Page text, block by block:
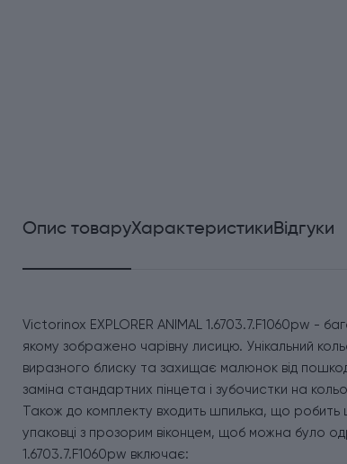
Опис товаруХарактеристикиВідгуки
Victorinox EXPLORER ANIMAL 1.6703.7.F1060pw -
якому зображено чарівну лисицю. Унікальний
виразного блиску та захищає малюнок від
заміна стандартних пінцета і зубочистки на
Також до комплекту входить шпилька, що робить
упаковці з прозорим віконцем, щоб можна було
1.6703.7.F1060pw включає: